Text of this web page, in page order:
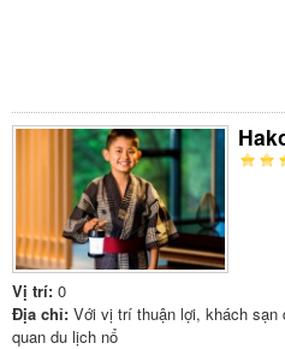
Vị trí: 0
Địa chỉ: Với vị trí thuận lợi, khách sạn
quan du lịch nổ